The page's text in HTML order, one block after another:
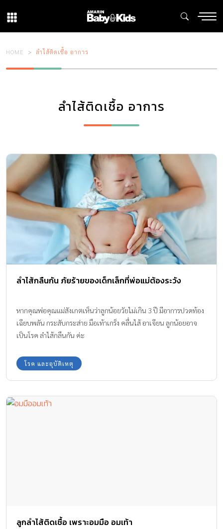
HOME ลำไส้ติดเชื้อ อาการ
ลำไส้ติดเชื้อ อาการ
ลำไส้กลืนกัน ภัยร้ายของเด็กเล็กที่พ่อแม่ต้องระวัง
หากคุณพ่อคุณแม่สังเกตเห็นว่าลูกน้อยวัยไม่เกิน 3 ปี มีอาการปวดท้อง
เฉียบพลัน กระสับกระส่าย มือเท้าเกร็ง คลื่นไส้ อาเจียน ลูกน้อยอาจ
เป็นโรค ลำไส้กลืนกัน ค่ะ
โรค และอุบัติเหตุ
ลูกลำไส้ติดเชื้อ เพราะอมมือ อมเท้า